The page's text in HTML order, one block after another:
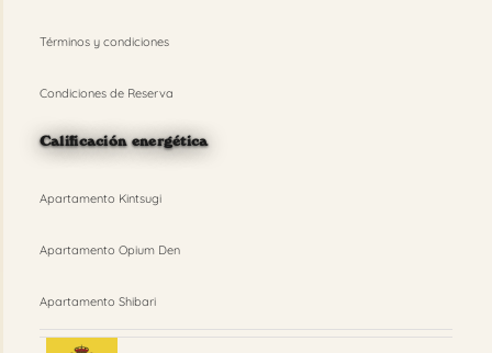
Términos y condiciones
Condiciones de Reserva
Calificación energética
Apartamento Kintsugi
Apartamento Opium Den
Apartamento Shibari